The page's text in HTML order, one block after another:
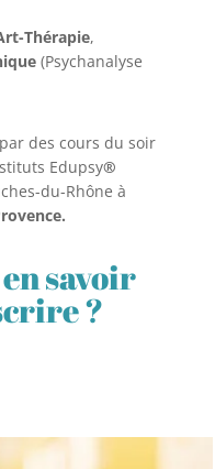
Thérapie,
(Psychanalyse
des cours du soir
Edupsy®
du-Rhône à
savoir
?